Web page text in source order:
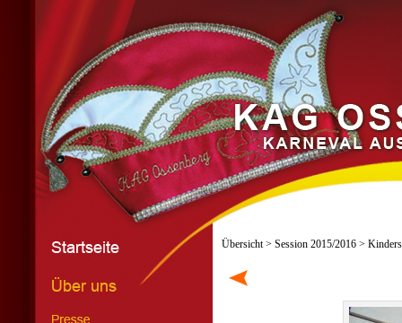
Übersicht> Session 2015/2016 >